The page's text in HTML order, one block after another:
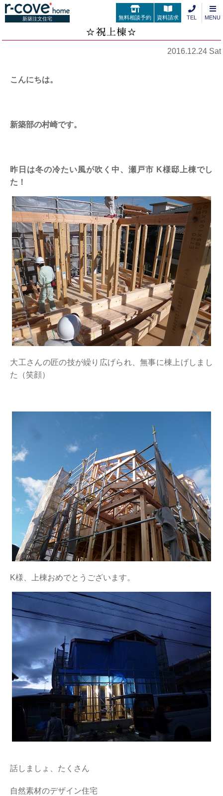
新築注文住宅 無料相談予約 資料請求 TEL MENU
☆祝上棟☆
2016.12.24 Sat
こんにちは。
新築部の村崎です。
昨日は冬の冷たい風が吹く中、瀬戸市 K様邸上棟でし
た！
大工さんの匠の技が繰り広げられ、無事に棟上げしまし
た（笑顔）
K様、上棟おめでとうございます。
話しましょ、たくさん
自然素材のデザイン住宅